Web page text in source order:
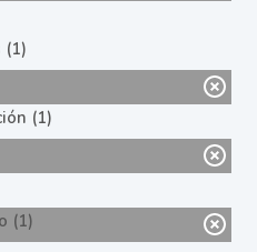
(1)
(1)